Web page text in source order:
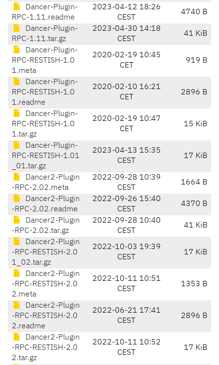
Dancer-Plugin-
RPC-1.11.readme
2023-04-12 18:26
CEST
4740 B
Dancer-Plugin-
RPC-1.11.tar.gz
2023-04-30 14:18
CEST
41 KiB
Dancer-Plugin-
RPC-RESTISH-1.0
1.meta
2020-02-19 10:45
CET
919 B
Dancer-Plugin-
RPC-RESTISH-1.0
1.readme
2020-02-10 16:21
CET
2896 B
Dancer-Plugin-
RPC-RESTISH-1.0
1.tar.gz
2020-02-19 10:47
CET
15 KiB
Dancer-Plugin-
RPC-RESTISH-1.01
_01.tar.gz
2023-04-13 15:35
CEST
17 KiB
Dancer2-Plugin
-RPC-2.02.meta
2022-09-28 10:39
CEST
1664 B
Dancer2-Plugin
-RPC-2.02.readme
2022-09-26 15:40
CEST
4370 B
Dancer2-Plugin
-RPC-2.02.tar.gz
2022-09-28 10:40
CEST
41 KiB
Dancer2-Plugin
-RPC-RESTISH-2.0
1_02.tar.gz
2022-10-03 19:39
CEST
17 KiB
Dancer2-Plugin
-RPC-RESTISH-2.0
2.meta
2022-10-11 10:51
CEST
1353 B
Dancer2-Plugin
-RPC-RESTISH-2.0
2.readme
2022-06-21 17:41
CEST
2896 B
Dancer2-Plugin
-RPC-RESTISH-2.0
2.tar.gz
2022-10-11 10:52
CEST
17 KiB